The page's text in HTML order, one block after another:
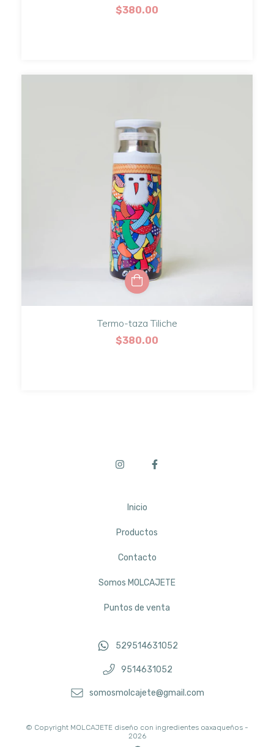
$380.00
Termo-taza Tiliche
$380.00
Inicio
Productos
Contacto
Somos MOLCAJETE
Puntos de venta
529514631052
9514631052
somosmolcajete@gmail.com
© Copyright MOLCAJETE diseño con ingredientes oaxaqueños -
2026